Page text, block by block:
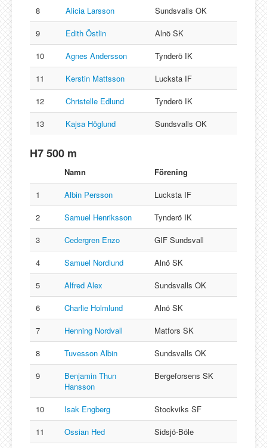
8
Alicia Larsson
Sundsvalls OK
9
Edith Östlin
Alnö SK
10
Agnes Andersson
Tynderö IK
11
Kerstin Mattsson
Lucksta IF
12
Christelle Edlund
Tynderö IK
13
Kajsa Höglund Sundsvalls OK
H7 500 m
Namn
Förening
1
Albin Persson
Lucksta IF
2
Samuel Henriksson
Tynderö IK
3
Cedergren Enzo
GIF Sundsvall
4
Samuel Nordlund
Alnö SK
5
Alfred Alex
Sundsvalls OK
6
Charlie Holmlund
Alnö SK
7
Henning Nordvall
Matfors SK
8
Tuvesson Albin
Sundsvalls OK
9
Benjamin Thun
Hansson
Bergeforsens SK
10 Isak Engberg
Stockviks SF
11
Ossian Hed
Sidsjö-Böle